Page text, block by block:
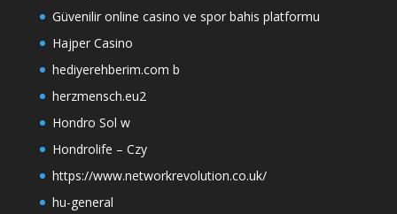
Güvenilir online casino ve spor bahis platformu
Hajper Casino
hediyerehberim.com b
herzmensch.eu2
Hondro Sol w
Hondrolife – Czy
https://www.networkrevolution.co.uk/
hu-general